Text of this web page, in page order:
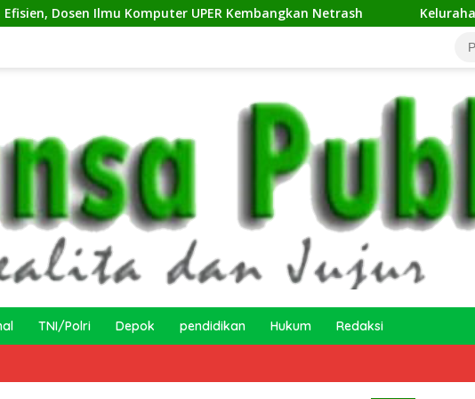
UPER Kembangkan Netrash Kelurahan Sukamaju Gelar
TNI/Polri Depok pendidikan Hukum Redaksi